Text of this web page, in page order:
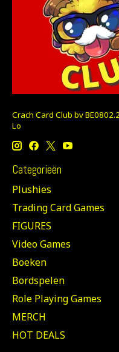
Crach Card Club bv
Lo
Categorieën
Plushies
Trading Card Games
FIGURES
Video Games
Boeken
Bordspelen
Role Playing Games
MERCH
HOT DEALS